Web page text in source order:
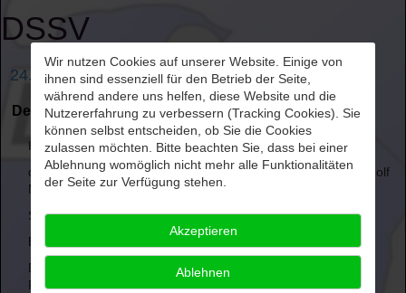
DSSV
24. DM Minigolf online
Details Veröffentlicht: 24. September 2024
Hallo Sportfreunde,
der Bericht und die Ergebnisse von den 24. Deutschen Minigolf
Meisterschaften in Süßen am 14. September sind online.
Sie sind hier zu finden:
Bericht Minigolf
Ergebnis Minigolf
Des weiteren ist jetzt auch eine Rangliste Minigolf online. Die
Rangliste findet Ihr hier:
Wir nutzen Cookies auf unserer Website. Einige von
ihnen sind essenziell für den Betrieb der Seite,
während andere uns helfen, diese Website und die
Nutzererfahrung zu verbessern (Tracking Cookies). Sie
können selbst entscheiden, ob Sie die Cookies
zulassen möchten. Bitte beachten Sie, dass bei einer
Ablehnung womöglich nicht mehr alle Funktionalitäten
der Seite zur Verfügung stehen.
Akzeptieren
Ablehnen